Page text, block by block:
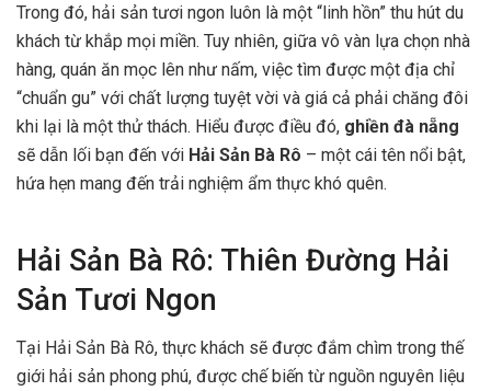
Trong đó, hải sản tươi ngon luôn là một “linh hồn” thu hút du
khách từ khắp mọi miền. Tuy nhiên, giữa vô vàn lựa chọn nhà
hàng, quán ăn mọc lên như nấm, việc tìm được một địa chỉ
“chuẩn gu” với chất lượng tuyệt vời và giá cả phải chăng đôi
khi lại là một thử thách. Hiểu được điều đó, ghiền đà nẵng
sẽ dẫn lối bạn đến với Hải Sản Bà Rô – một cái tên nổi bật,
hứa hẹn mang đến trải nghiệm ẩm thực khó quên.
Hải Sản Bà Rô: Thiên Đường Hải
Sản Tươi Ngon
Tại Hải Sản Bà Rô, thực khách sẽ được đắm chìm trong thế
giới hải sản phong phú, được chế biến từ nguồn nguyên liệu